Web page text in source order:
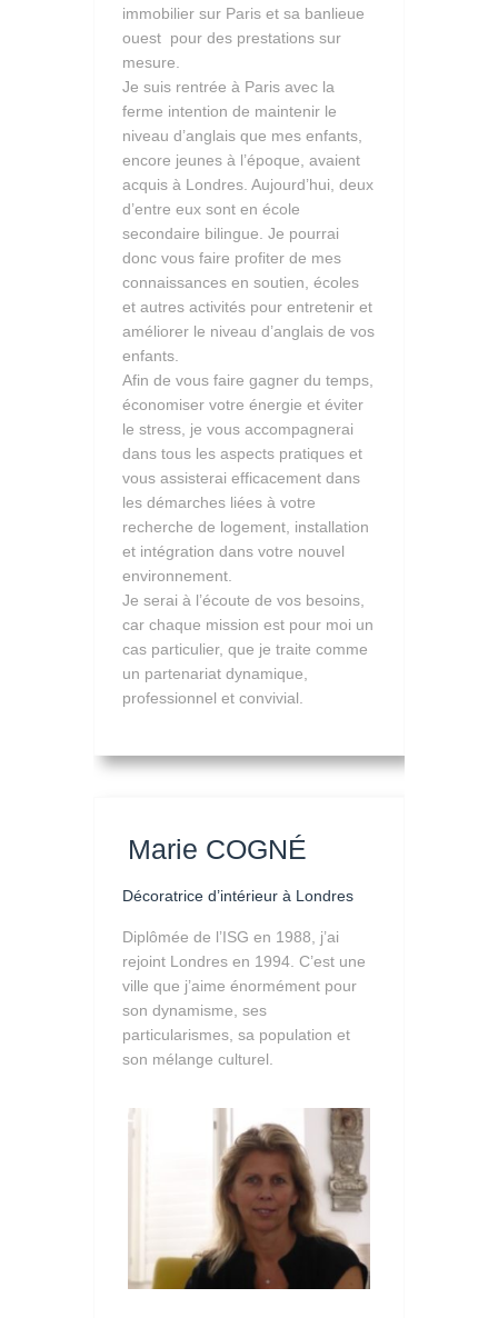
immobilier sur Paris et sa banlieue
ouest pour des prestations sur
mesure.
Je suis rentrée à Paris avec la
ferme intention de maintenir le
niveau d’anglais que mes enfants,
encore jeunes à l’époque, avaient
acquis à Londres. Aujourd’hui, deux
d’entre eux sont en école
secondaire bilingue. Je pourrai
donc vous faire profiter de mes
connaissances en soutien, écoles
et autres activités pour entretenir et
améliorer le niveau d’anglais de vos
enfants.
Afin de vous faire gagner du temps,
économiser votre énergie et éviter
le stress, je vous accompagnerai
dans tous les aspects pratiques et
vous assisterai efficacement dans
les démarches liées à votre
recherche de logement, installation
et intégration dans votre nouvel
environnement.
Je serai à l’écoute de vos besoins,
car chaque mission est pour moi un
cas particulier, que je traite comme
un partenariat dynamique,
professionnel et convivial.
Marie COGNÉ
Décoratrice d’intérieur à Londres
Diplômée de l’ISG en 1988, j’ai
rejoint Londres en 1994. C’est une
ville que j’aime énormément pour
son dynamisme, ses
particularismes, sa population et
son mélange culturel.